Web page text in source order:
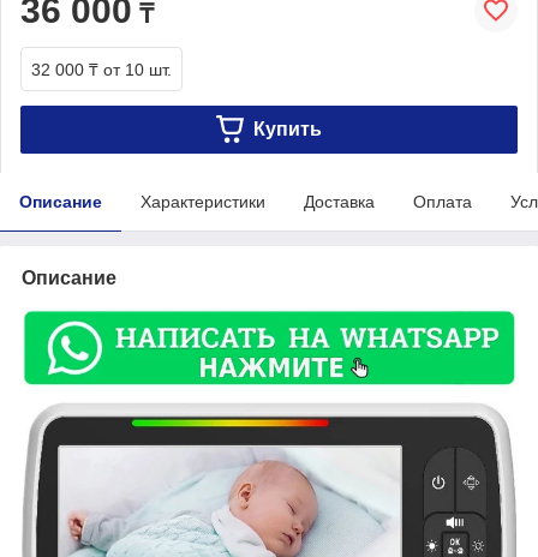
36 000 ₸
32 000 ₸ от 10 шт.
Купить
Описание Характеристики Доставка Оплата
Описание